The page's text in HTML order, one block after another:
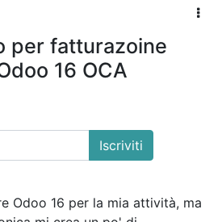
per fatturazoine
16 OCA
Iscriviti
Odoo 16 per la mia attività, ma